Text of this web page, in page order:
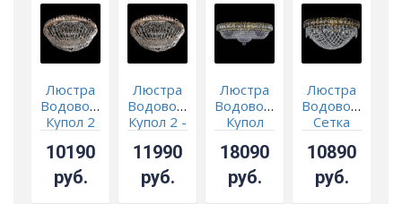
Люстра
Водоворот
Купол 2
10190
руб.
Люстра
Водоворот
Купол 2 -
11990
руб.
Люстра
Водоворот
Купол
бронзу
18090
руб.
Люстра
Водоворот
Сетка
бронзу
10890
руб.